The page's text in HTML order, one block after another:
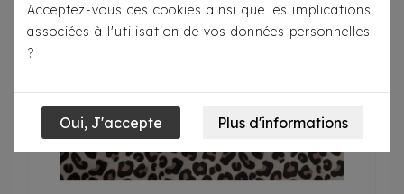
Acceptez-vous ces cookies ainsi que les implications
associées à l'utilisation de vos données personnelles
?